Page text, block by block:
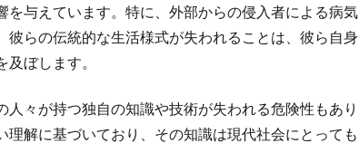
与えています。特に、外部からの侵入者による病気
らの伝統的な生活様式が失われることは、彼ら自身
ぼします。
々が持つ独自の知識や技術が失われる危険性もあり
解に基づいており、その知識は現代社会にとっても